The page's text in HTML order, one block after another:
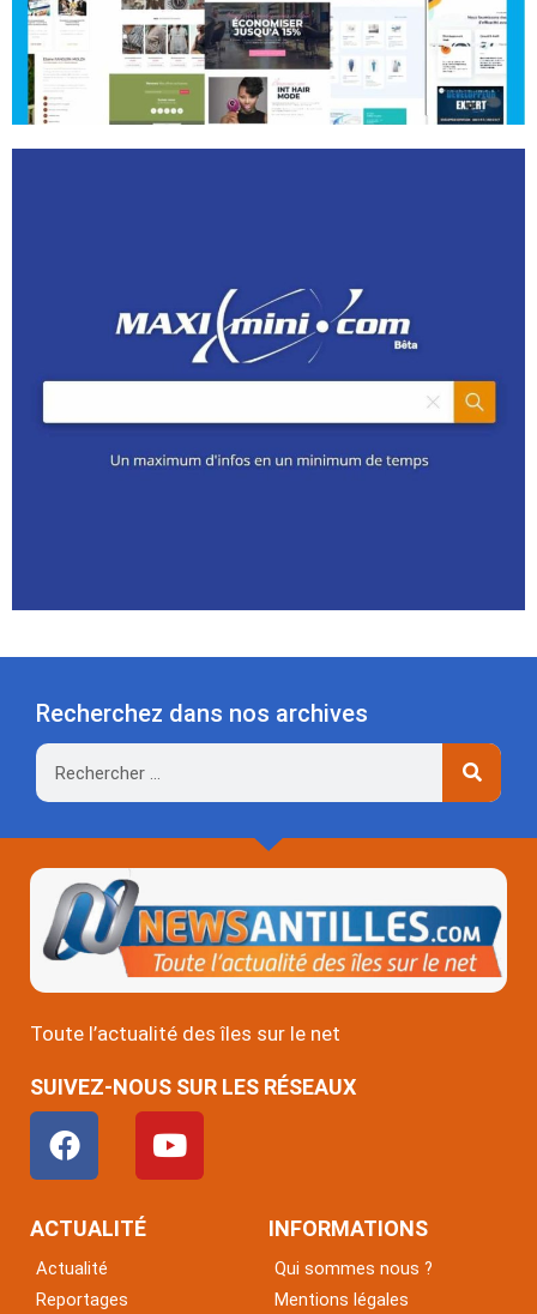
Recherchez dans nos archives
Rechercher
Toute l’actualité des îles sur le net
SUIVEZ-NOUS SUR LES RÉSEAUX
F
a
c
e
o
Y
o
u
ACTUALITÉ
Actualité
Reportages
INFORMATIONS
Qui sommes nous ?
Mentions légales